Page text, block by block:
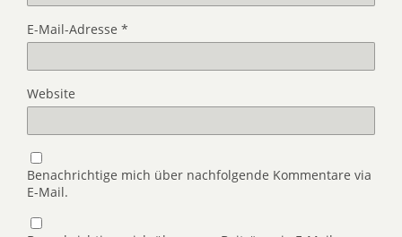
E-Mail-Adresse *
Website
Benachrichtige mich über nachfolgende Kommentare via
E-Mail.